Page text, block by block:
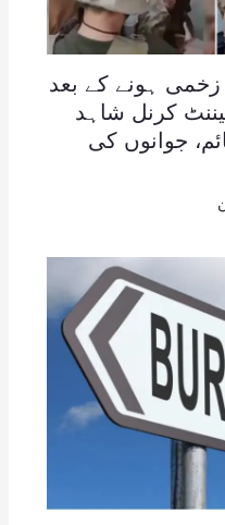
زخمی ہونے کے بعد
کرنل شاہد
جوانوں کی